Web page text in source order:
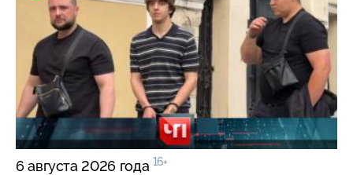
6 августа 2026 года 16+